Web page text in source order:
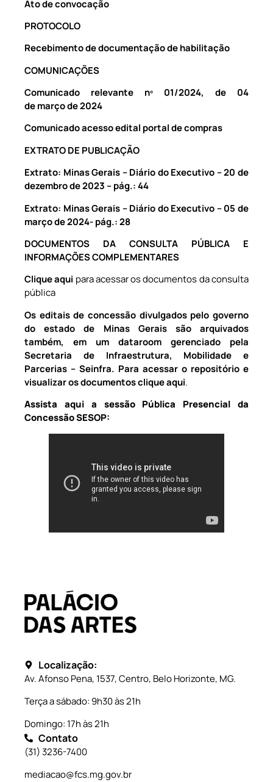
Ato de convocação
PROTOCOLO
Recebimento de documentação de habilitação
COMUNICAÇÕES
Comunicado relevante nº 01/2024, de 04
de março de 2024
Comunicado acesso edital portal de compras
EXTRATO DE PUBLICAÇÃO
Extrato: Minas Gerais – Diário do Executivo – 20 de
dezembro de 2023 – pág.: 44
Extrato: Minas Gerais – Diário do Executivo – 05 de
março de 2024- pág.: 28
DOCUMENTOS DA CONSULTA PÚBLICA
E
INFORMAÇÕES COMPLEMENTARES
Clique aqui para acessar os documentos da consulta
pública
Os editais de concessão divulgados pelo governo
do estado de Minas Gerais são arquivados
também, em um dataroom gerenciado pela
Secretaria de Infraestrutura, Mobilidade e
Parcerias – Seinfra. Para acessar o repositório e
visualizar os documentosclique aqui.
Assista aqui a sessão Pública Presencial da
Concessão SESOP:
Localização:
Av. Afonso Pena, 1537, Centro, Belo Horizonte, MG.
Terça a sábado: 9h30 às 21h
Domingo: 17h às 21h
Contato
(31) 3236-7400
mediacao@fcs.mg.gov.br